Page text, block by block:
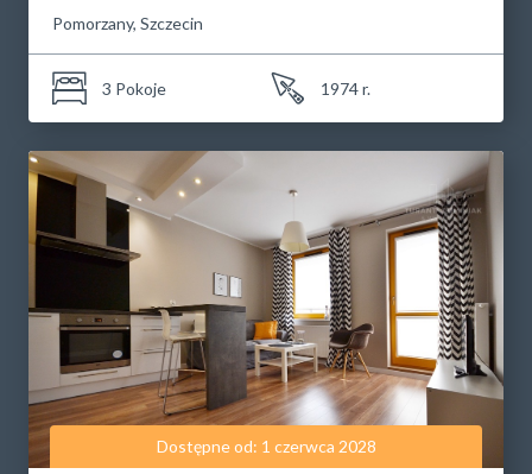
Pomorzany, Szczecin
3 Pokoje 1974 r.
Dostępne od: 1 czerwca 2028